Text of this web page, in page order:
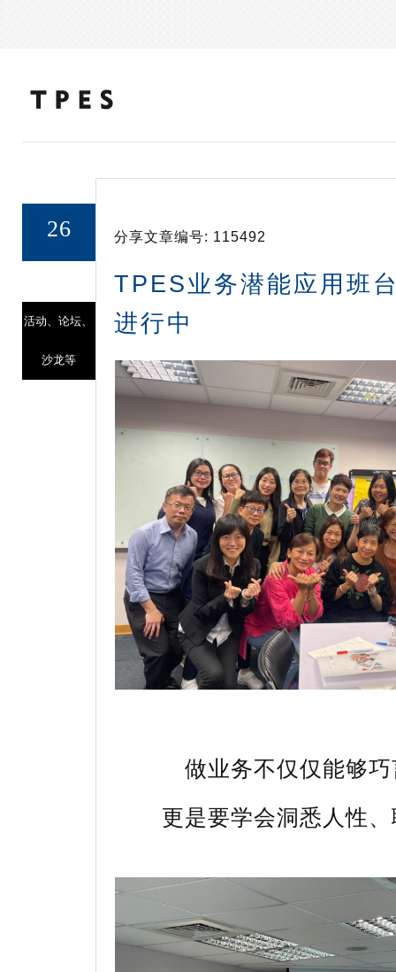
26 分享文章编号: 115492
活动、论坛、
沙龙等
TPES业务潜能应用班
进行中
做业务不仅仅能够
更是要学会洞悉人性